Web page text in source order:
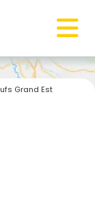
Grand Est